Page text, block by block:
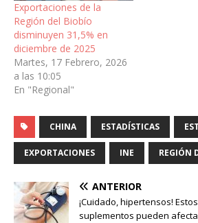
Exportaciones de la
Región del Biobío
disminuyen 31,5% en
diciembre de 2025
Martes, 17 Febrero, 2026
a las 10:05
En "Regional"
CHINA ESTADÍSTICAS
EXPORTACIONES INE REGIÓN
ANTERIOR
¡Cuidado, hipertensos!
suplementos pueden